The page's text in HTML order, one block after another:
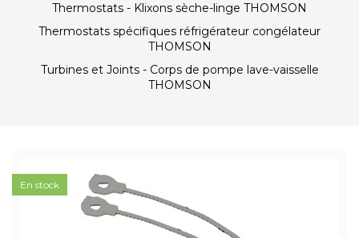
Thermostats - Klixons sèche-linge THOMSON
Thermostats spécifiques réfrigérateur congélateur
THOMSON
Turbines et Joints - Corps de pompe lave-vaisselle
THOMSON
En stock